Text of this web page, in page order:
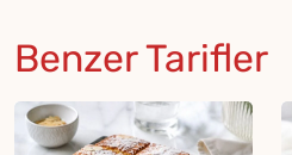
Benzer Tarifler